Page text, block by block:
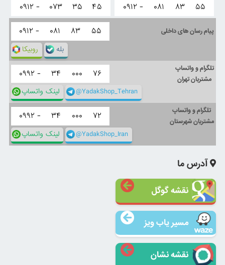
۰۹۱۲ - ۰۸۱ ۸۳ ۵۵ ۰۹۱۲ - ۰۷۳ ۳۵ ۴۵
پیام رسان های داخلی ۰۹۱۲ - ۰۸۱ ۸۳ ۵۵
روبیکا بله
تلگرام و واتساپ
مشتریان تهران
۰۹۹۲ - ۳۴ ۰۰۰ ۷۶
لینک واتساپ @YadakShop_Tehran
تلگرام و واتساپ
مشتریان شهرستان
۰۹۹۲ - ۳۴ ۰۰۰ ۷۲
لینک واتساپ @YadakShop_Iran
آدرس ما
نقشه گوگل
مسیر یاب ویز
نقشه نشان